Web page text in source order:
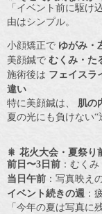
「イベント前に駆け
由はシンプル。
小顔矯正で ゆがみ・
美顔鍼で むくみ・た
施術後は フェイスラ
違い
特に美顔鍼は、 肌の
夏の光にも負けない“
🎇 花火大会・夏祭り
前日〜3日前 ：むく
当日午前 ：写真映え
イベント続きの週 ：
「今年の夏は写真に